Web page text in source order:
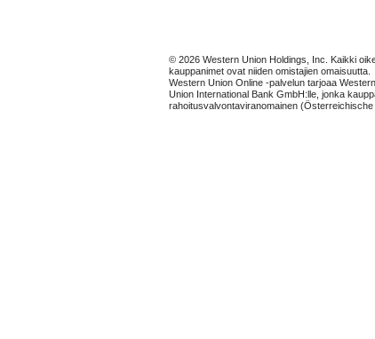
© 2026 Western Union Holdings, Inc. Kaikki
kauppanimet ovat niiden omistajien omaisuutta.
Western Union Online -palvelun tarjoaa
Union International Bank GmbH:lle, jonka
rahoitusvalvontaviranomainen (Österreichische